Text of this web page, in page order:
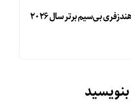
بی‌سیم برتر سال ۲۰۲۶